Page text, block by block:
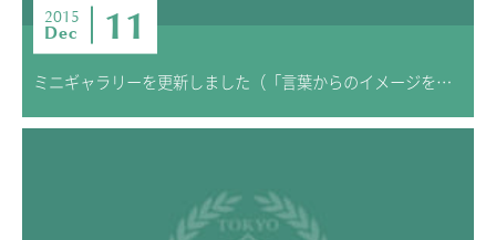
2015
Dec 11
ミニギャラリーを更新しました（「言葉からのイメージを描く」67期生）